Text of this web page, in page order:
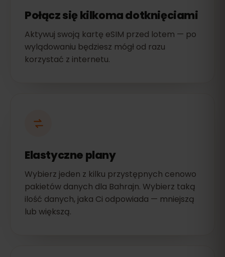
Połącz się kilkoma dotknięciami
Aktywuj swoją kartę eSIM przed lotem — po
wylądowaniu będziesz mógł od razu
korzystać z internetu.
Elastyczne plany
Wybierz jeden z kilku przystępnych cenowo
pakietów danych dla Bahrajn. Wybierz taką
ilość danych, jaka Ci odpowiada — mniejszą
lub większą.